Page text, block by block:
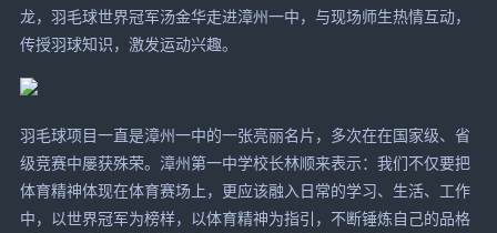
龙，羽毛球世界冠军汤金华走进漳州一中，与现场师生热情互动，
传授羽球知识，激发运动兴趣。
羽毛球项目一直是漳州一中的一张亮丽名片，多次在在国家级、省
级竞赛中屡获殊荣。漳州第一中学校长林顺来表示：我们不仅要把
体育精神体现在体育赛场上，更应该融入日常的学习、生活、工作
中，以世界冠军为榜样，以体育精神为指引，不断锤炼自己的品格